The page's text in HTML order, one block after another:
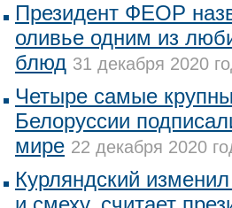
Президент ФЕОР
оливье одним из
блюд 31 декабря 2020
Четыре самые
Белоруссии
мире 22 декабря 2020
Курляндский